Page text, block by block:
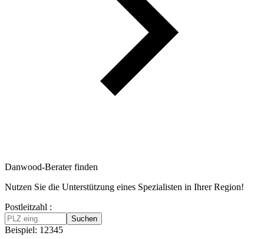
Danwood-Berater finden
Nutzen Sie die Unterstützung eines Spezialisten in Ihrer Region!
Postleitzahl :
Suchen
Beispiel: 12345